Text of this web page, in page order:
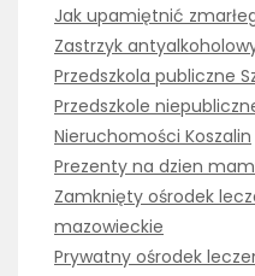
Jak upamiętnić
Zastrzyk
Przedszkola publiczne
Przedszkole
Nieruchomości Koszalin
Prezenty na dzien
Zamknięty ośrodek
mazowieckie
Prywatny ośrodek